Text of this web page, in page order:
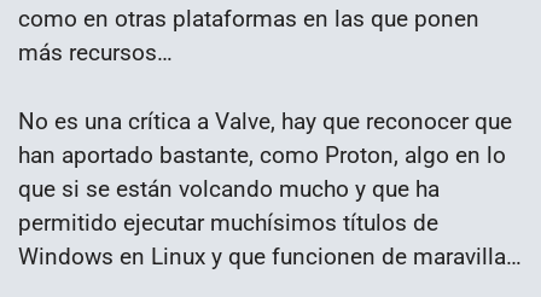
como en otras plataformas en las que ponen
más recursos…
No es una crítica a Valve, hay que reconocer que
han aportado bastante, como Proton, algo en lo
que si se están volcando mucho y que ha
permitido ejecutar muchísimos títulos de
Windows en Linux y que funcionen de maravilla…